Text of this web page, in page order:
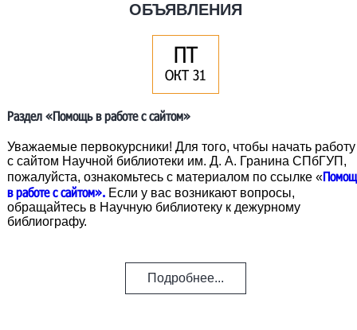
ОБЪЯВЛЕНИЯ
ПТ
ОКТ 31
Раздел «Помощь в работе с сайтом»
Уважаемые первокурсники! Для того, чтобы начать работу
с сайтом Научной библиотеки им. Д. А. Гранина СПбГУП,
пожалуйста, ознакомьтесь с материалом по ссылке «
в работе с сайтом».Если у вас возникают вопросы,
обращайтесь в Научную библиотеку к дежурному
библиографу.
Подробнее...